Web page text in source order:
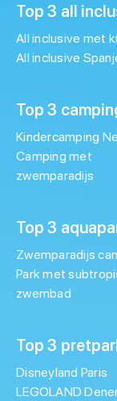
Top 3 all
All inclusive met
All inclusive
Top 3
Kindercamping
Camping met
zwemparadijs
Top 3
Zwemparadijs
Park met
zwembad
Top 3
Disneyland Paris
LEGOLAND